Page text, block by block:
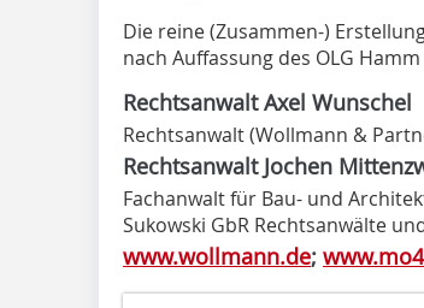
Die reine (Zusammen-)
nach Auffassung des OLG
Rechtsanwalt Axel Wunschel
Rechtsanwalt (Wollmann &
Rechtsanwalt Jochen
Fachanwalt für Bau- und
Sukowski GbR Rechtsanwälte
www.wollmann.de;